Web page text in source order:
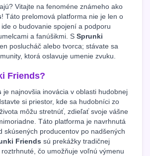
Vitajte na fenoméne známeho ako
! Táto prelomová platforma nie je len o
o budovanie spojení a podporu
a fanúšikmi. S Sprunki
poslucháč alebo tvorca; stávate sa
ktorá oslavuje umenie zvuku.
Friends?
je najnovšia inovácia v oblasti hudobnej
si priestor, kde sa hudobníci zo
môžu stretnúť, zdieľať svoje vášne
Táto platforma je navrhnutá
skúsených producentov po nadšených
Friends sú prekážky tradičnej
čo umožňuje voľnú výmenu